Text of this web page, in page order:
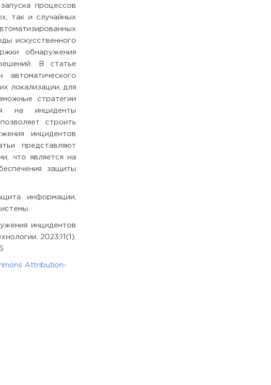
процессов
так и случайных
искусственного
обнаружения
В статье
локализации, для
стратегии
на инциденты
строить
инцидентов
представляют
что является на
защиты
информации,
инцидентов
2023;11(1).
Attribution-